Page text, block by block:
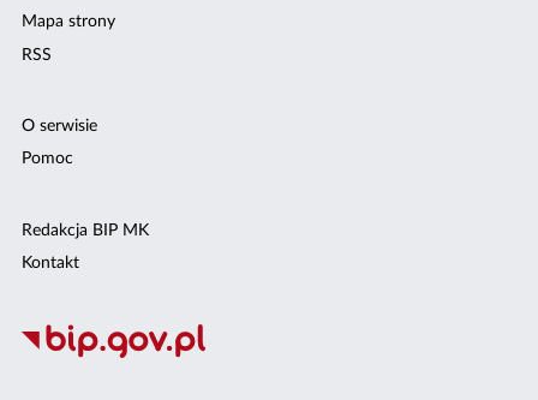
Mapa strony
RSS
O serwisie
Pomoc
Redakcja BIP MK
Kontakt